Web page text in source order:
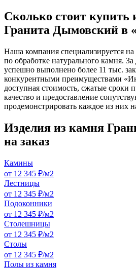
Сколько стоит купить
Гранита Дымовский в
Наша компания специализируется на
по обработке натурального камня. За
успешно выполнено более 11 тыс.
конкурентными преимуществами
доступная стоимость, сжатые сроки
качество и предоставление
продемонстрировать каждое из них
Изделия из камня
на заказ
Камины
от 12 345 ₽/м2
Лестницы
от 12 345 ₽/м2
Подоконники
от 12 345 ₽/м2
Столешницы
от 12 345 ₽/м2
Столы
от 12 345 ₽/м2
Полы из камня